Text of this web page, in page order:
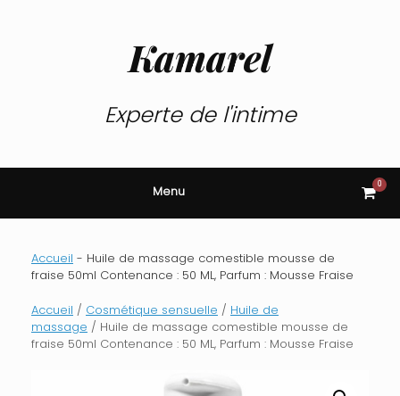
Kamarel
Experte de l'intime
Menu View
cart
0
Accueil - Huile de massage comestible mousse de
fraise 50ml Contenance : 50 ML, Parfum : Mousse Fraise
Accueil / Cosmétique sensuelle / Huile de
massage / Huile de massage comestible mousse de
fraise 50ml Contenance : 50 ML, Parfum : Mousse Fraise